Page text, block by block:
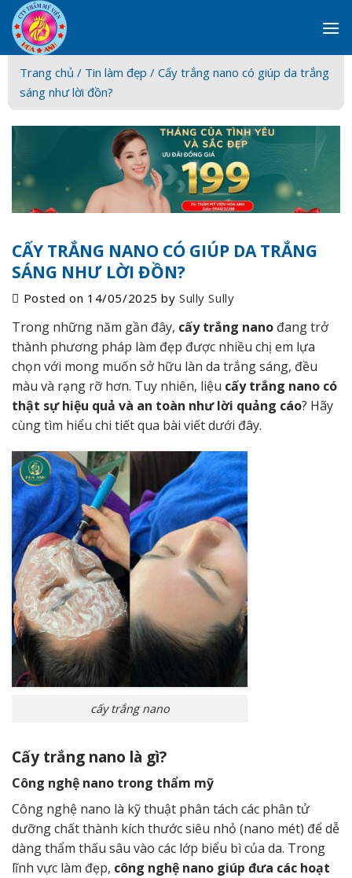
Skip
to
content
Trang chủ / Tin làm đẹp / Cấy trắng nano có giúp da trắng
sáng như lời đồn?
CẤY TRẮNG NANO CÓ GIÚP DA TRẮNG
SÁNG NHƯ LỜI ĐỒN?
Posted on 14/05/2025 bySully Sully
Trong những năm gần đây, cấy trắng nano đang trở
thành phương pháp làm đẹp được nhiều chị em lựa
chọn với mong muốn sở hữu làn da trắng sáng, đều
màu và rạng rỡ hơn. Tuy nhiên, liệu cấy trắng nano có
thật sự hiệu quả và an toàn như lời quảng cáo? Hãy
cùng tìm hiểu chi tiết qua bài viết dưới đây.
cấy trắng nano
Cấy trắng nano là gì?
Công nghệ nano trong thẩm mỹ
Công nghệ nano là kỹ thuật phân tách các phân tử
dưỡng chất thành kích thước siêu nhỏ (nano mét) để dễ
dàng thẩm thấu sâu vào các lớp biểu bì của da. Trong
lĩnh vực làm đẹp, công nghệ nano giúp đưa các hoạt